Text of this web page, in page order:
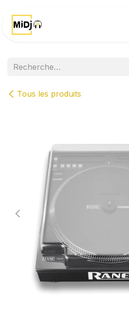
Tous les produits